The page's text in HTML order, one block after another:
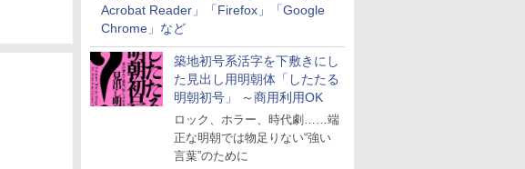
Acrobat Reader」「Firefox」「Google
Chrome」など
築地初号系活字を下敷きにし
た見出し用明朝体「したたる
明朝初号」 ～商用利用OK
ロック、ホラー、時代劇……端
正な明朝では物足りない“強い
言葉”のために